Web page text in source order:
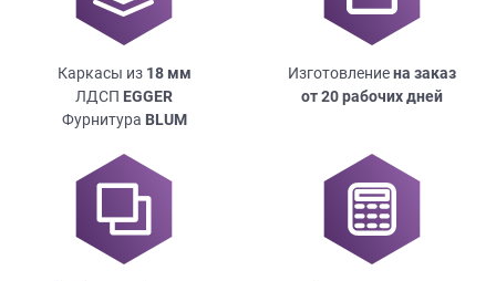
Каркасы из 18мм
ЛДСП EGGER
Фурнитура BLUM
Изготовлениена заказ
от 20 рабочих дней